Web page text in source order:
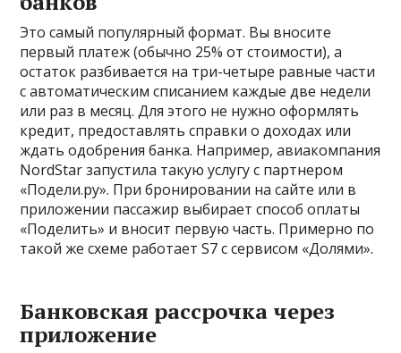
Это самый популярный формат. Вы вносите
первый платеж (обычно 25% от стоимости), а
остаток разбивается на три-четыре равные части
с автоматическим списанием каждые две недели
или раз в месяц. Для этого не нужно оформлять
кредит, предоставлять справки о доходах или
ждать одобрения банка. Например, авиакомпания
NordStar запустила такую услугу с партнером
«Подели.ру». При бронировании на сайте или в
приложении пассажир выбирает способ оплаты
«Поделить» и вносит первую часть. Примерно по
такой же схеме работает S7 с сервисом «Долями».
Банковская рассрочка через
приложение